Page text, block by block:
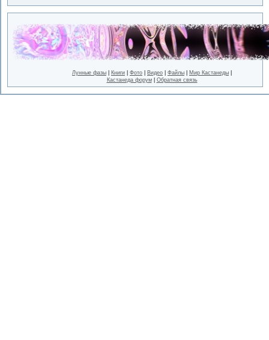
Лунные фазы Книги Фото Видео Файлы Мир Кастанеды
Кастанеда форум| Обратная связь